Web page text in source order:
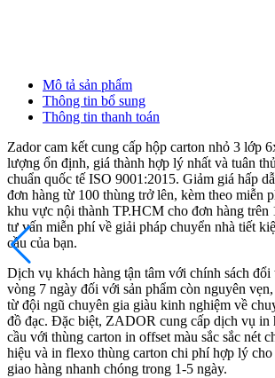
Mô tả sản phẩm
Thông tin bổ sung
Thông tin thanh toán
Zador cam kết cung cấp hộp carton nhỏ 3 lớp
lượng ổn định, giá thành hợp lý nhất và tuân
chuẩn quốc tế ISO 9001:2015. Giảm giá hấp
đơn hàng từ 100 thùng trở lên, kèm theo miễn
khu vực nội thành TP.HCM cho đơn hàng
tư vấn miễn phí về giải pháp chuyển nhà tiết
cầu của bạn.
Dịch vụ khách hàng tận tâm với chính sách
vòng 7 ngày đối với sản phẩm còn nguyên
từ đội ngũ chuyên gia giàu kinh nghiệm về
đồ đạc. Đặc biệt, ZADOR cung cấp dịch vụ in
cầu với thùng carton in offset màu sắc sắc nét
hiệu và in flexo thùng carton chi phí hợp lý
giao hàng nhanh chóng trong 1-5 ngày.